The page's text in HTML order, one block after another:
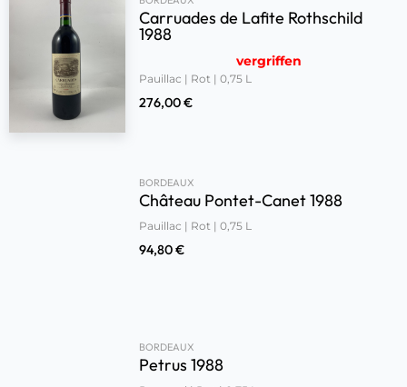
Carruades de Lafite Rothschild
1988
vergriffen
Pauillac | Rot | 0,75 L
276,00€
BORDEAUX
Château Pontet-Canet 1988
Pauillac | Rot | 0,75 L
94,80€
BORDEAUX
Petrus 1988